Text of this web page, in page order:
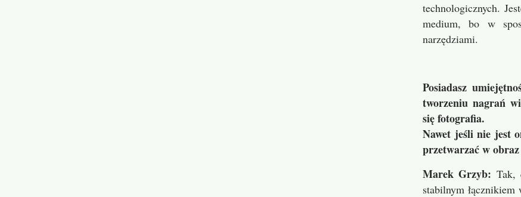
technologicznych.
medium, bo w
narzędziami.
Posiadasz
tworzeniu nagrań
się fotografia.
Nawet jeśli nie jest
przetwarzać w
Marek Grzyb: Tak,
stabilnym